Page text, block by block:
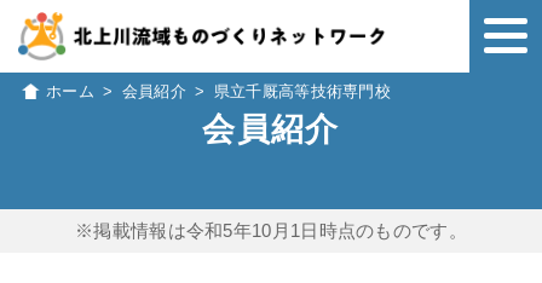
ホーム > 会員紹介 > 県立千厩高等技術専門校
会員紹介
※掲載情報は令和5年10月1日時点のものです。